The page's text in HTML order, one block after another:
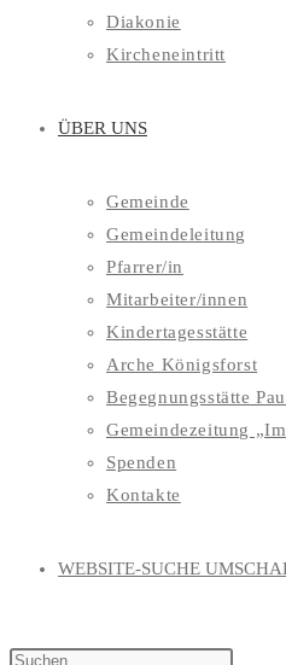
Diakonie
Kircheneintritt
ÜBER UNS
Gemeinde
Gemeindeleitung
Pfarrer/in
Mitarbeiter/innen
Kindertagesstätte
Arche Königsforst
Begegnungsstätte
Gemeindezeitung
Spenden
Kontakte
WEBSITE-SUCHE